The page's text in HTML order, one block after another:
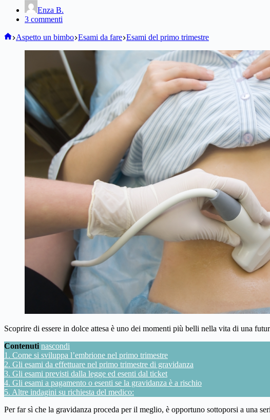
Enza B.
3 commenti
Home
Aspetto un bimbo Esami da fare Esami del primo trimestre
Scoprire di essere in dolce attesa è uno dei momenti più belli nella vita di una
Contenuti nascondi
1. Come si sviluppa l’embrione nel primo trimestre
2. Gli esami da effettuare nel primo trimestre di gravidanza
3. Gli esami previsti dalla legge ed esenti dal ticket
4. Gli esami a pagamento o esenti se la gravidanza è a rischio
5. Altre indagini su richiesta del medico:
Per far sì che la gravidanza proceda per il meglio, è opportuno sottoporsi a una